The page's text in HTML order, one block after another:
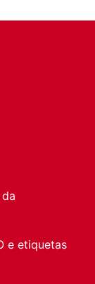
e etiquetas